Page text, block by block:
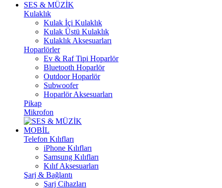
SES & MÜZİK
Kulaklık
Kulak İçi Kulaklık
Kulak Üstü Kulaklık
Kulaklık Aksesuarları
Hoparlörler
Ev & Raf Tipi Hoparlör
Bluetooth Hoparlör
Outdoor Hoparlör
Subwoofer
Hoparlör Aksesuarları
Pikap
Mikrofon
MOBİL
Telefon Kılıfları
iPhone Kılıfları
Samsung Kılıfları
Kılıf Aksesuarları
Şarj & Bağlantı
Şarj Cihazları